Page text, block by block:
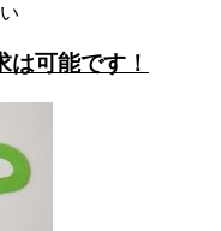
可能です！